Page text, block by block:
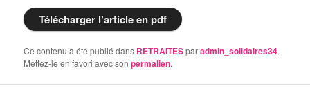
Télécharger l’article en pdf
Ce contenu a été publié dans RETRAITESparadmin_solidaires34.
Mettez-le en favori avec sonpermalien.